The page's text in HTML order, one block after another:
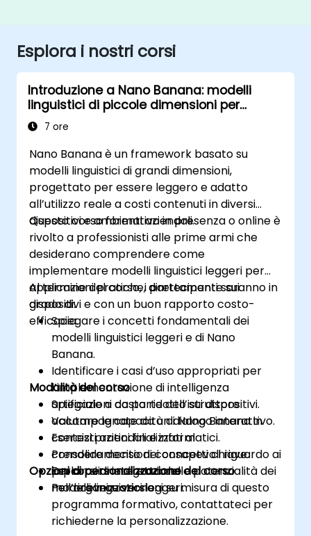
Esplora i nostri corsi
Introduzione a Nano Banana: modelli
linguistici di piccole dimensioni per
applicazioni pratiche
7 ore
Nano Banana è un framework basato su
modelli linguistici di grandi dimensioni,
progettato per essere leggero e adatto
all’utilizzo reale a costi contenuti in diversi
dispositivi e ambienti aziendali.
Questo corso formativo in presenza o online è
rivolto a professionisti alle prime armi che
desiderano comprendere come
implementare modelli linguistici leggeri per
applicazioni pratiche, direttamente sui
dispositivi e con un buon rapporto costo-
efficacia.
Al termine del corso, i partecipanti saranno in
grado di:
Spiegare i concetti fondamentali dei
modelli linguistici leggeri e di Nano
Banana.
Identificare i casi d’uso appropriati per
l’implementazione di intelligenza
artificiale a costo ridotto sui dispositivi.
Valutare le capacità di Nano Banana in
contesti aziendali e informatici.
Prendere decisioni consapevoli riguardo ai
percorsi di integrazione
nell’organizzazione.
Modalità del corso
Spiegazioni da parte dell’istruttore
accompagnate da un dialogo interattivo.
Esercizi pratici finalizzati al
consolidamento dei concetti chiave.
Esplorazione diretta delle potenzialità dei
modelli linguistici leggeri.
Opzioni di personalizzazione del corso
Per ricevere versioni su misura di questo
programma formativo, contattateci per
richiederne la personalizzazione.